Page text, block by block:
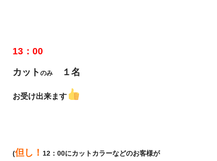
13：00
カットのみ １名
お受け出来ます
(但し！ 12：00にカットカラーなどのお客様が